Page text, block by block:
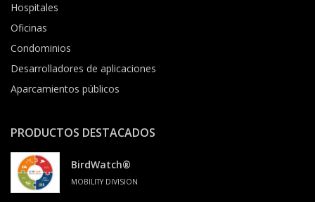
Hospitales
Oficinas
Condominios
Desarrolladores de aplicaciones
Aparcamientos públicos
PRODUCTOS DESTACADOS
BirdWatch®
MOBILITY DIVISION